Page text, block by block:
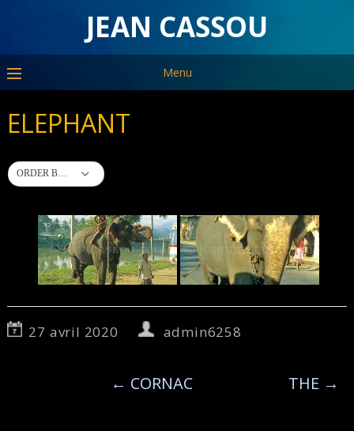
JEAN CASSOU
Menu
ELEPHANT
ORDER BY DEFAULT
27 avril 2020 admin6258
← CORNAC THE →